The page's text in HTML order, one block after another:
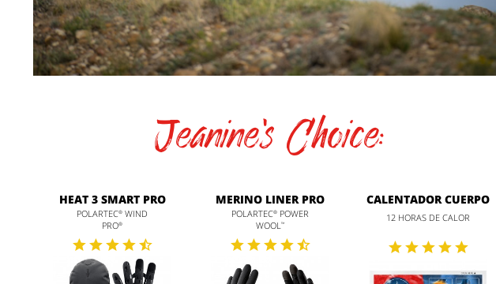
Jeanine's Choice:
HEAT 3 SMART PRO
POLARTEC® WIND
PRO®
MERINO LINER PRO
POLARTEC® POWER
WOOL™
CALENTADOR CUERPO
12 HORAS DE CALOR